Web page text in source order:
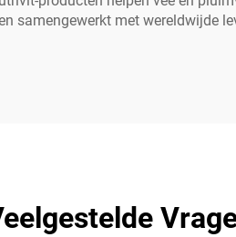
samengewerkt met wereldwijde